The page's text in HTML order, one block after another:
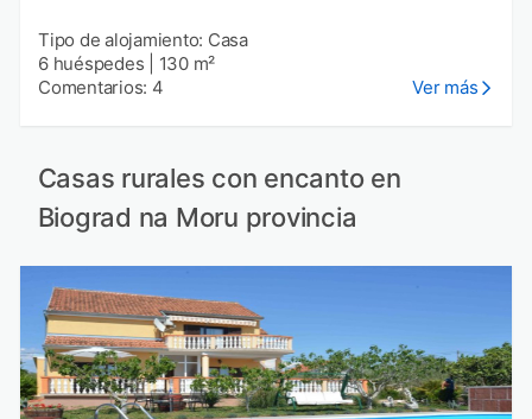
Tipo de alojamiento: Casa
6 huéspedes
130 m²
Comentarios: 4
Ver más
Casas rurales con encanto en
Biograd na Moru provincia